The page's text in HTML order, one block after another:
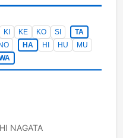
KI KE KO SI
TA
NO HA HI HU
MU
NAGATA